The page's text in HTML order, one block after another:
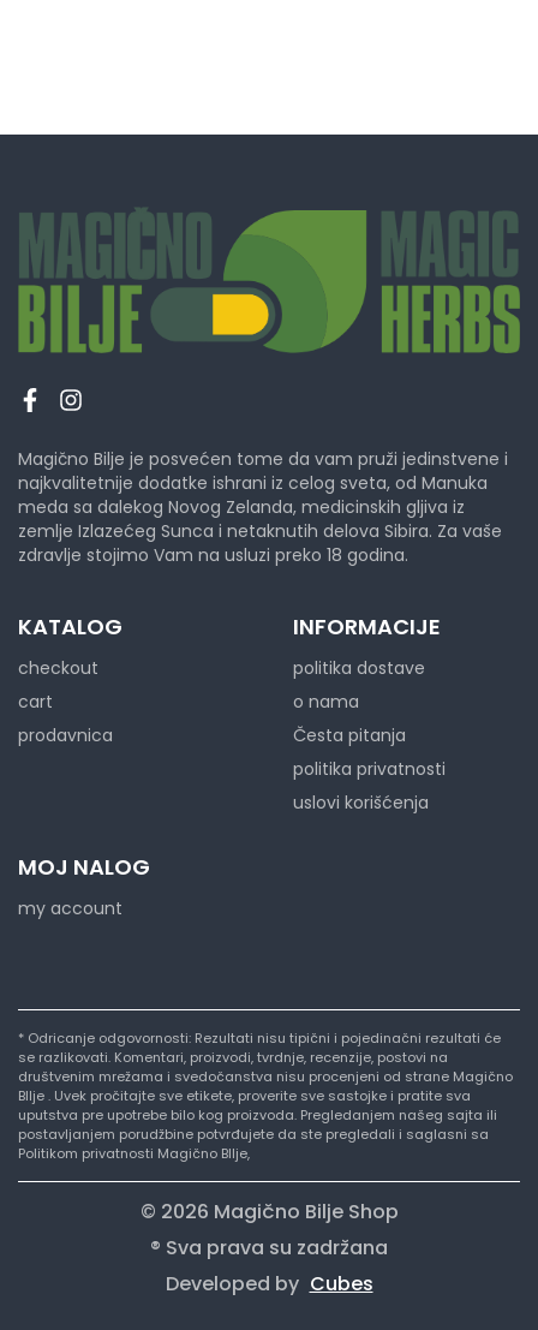
Magično Bilje je posvećen tome da vam pruži jedinstvene i
najkvalitetnije dodatke ishrani iz celog sveta, od Manuka
meda sa dalekog Novog Zelanda, medicinskih gljiva iz
zemlje Izlazećeg Sunca i netaknutih delova Sibira. Za vaše
zdravlje stojimo Vam na usluzi preko 18 godina.
KATALOG
checkout
cart
prodavnica
INFORMACIJE
politika dostave
o nama
Česta pitanja
politika privatnosti
uslovi korišćenja
MOJ NALOG
my account
* Odricanje odgovornosti: Rezultati nisu tipični i pojedinačni rezultati će
se razlikovati. Komentari, proizvodi, tvrdnje, recenzije, postovi na
društvenim mrežama i svedočanstva nisu procenjeni od strane Magično
BIlje . Uvek pročitajte sve etikete, proverite sve sastojke i pratite sva
uputstva pre upotrebe bilo kog proizvoda. Pregledanjem našeg sajta ili
postavljanjem porudžbine potvrđujete da ste pregledali i saglasni sa
Politikom privatnosti Magično BIlje,
© 2026 Magično Bilje Shop
® Sva prava su zadržana
Developed by Cubes